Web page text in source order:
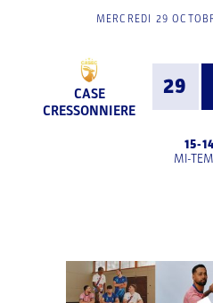
MERCREDI 29
CASE
CRESSONNIERE
29
15-
MI-